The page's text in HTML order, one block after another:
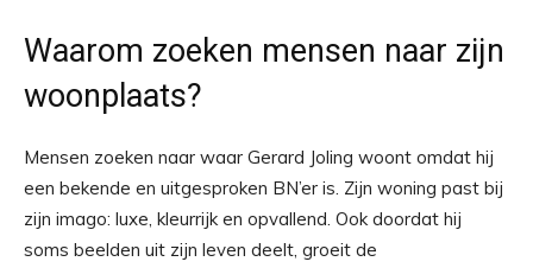
Waarom zoeken mensen naar zijn
woonplaats?
Mensen zoeken naar waar Gerard Joling woont omdat hij
een bekende en uitgesproken BN’er is. Zijn woning past bij
zijn imago: luxe, kleurrijk en opvallend. Ook doordat hij
soms beelden uit zijn leven deelt, groeit de